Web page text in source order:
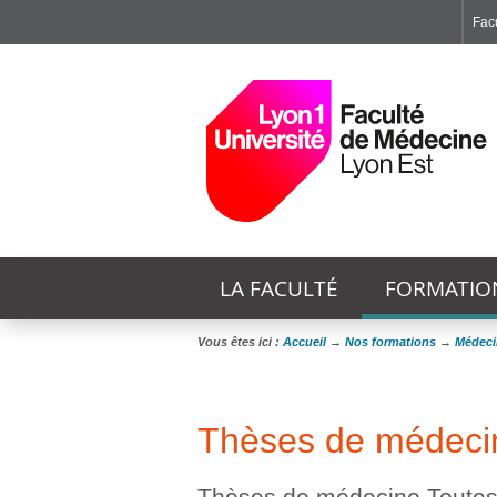
LA FACULTÉ
Vous êtes ici : Accueil→ Nos formations→
Thèses de